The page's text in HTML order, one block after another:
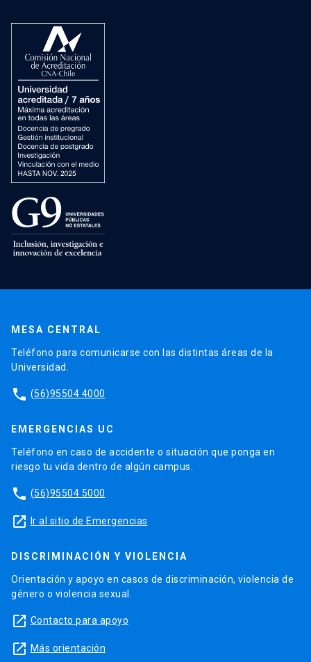
MESA CENTRAL
Teléfono para comunicarse con las distintas áreas de la
Universidad.
phone (56)95504 4000
EMERGENCIAS UC
Teléfono en caso de accidente o situación que ponga en
riesgo tu vida dentro de algún campus.
phone (56)95504 5000
launch Ir al sitio de Emergencias
DISCRIMINACIÓN Y VIOLENCIA
Orientación y apoyo en casos de discriminación, violencia de
género o violencia sexual.
launch Contacto para apoyo
launch Más orientación